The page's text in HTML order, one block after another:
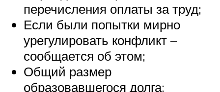
перечисления оплаты за труд;
Если были попытки мирно
урегулировать конфликт –
сообщается об этом;
Общий размер
образовавшегося долга;